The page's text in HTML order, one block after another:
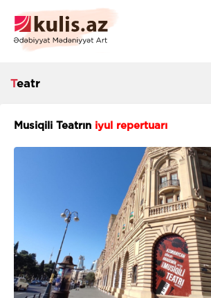
Teatr
Musiqili Teatrın iyul repertuarı